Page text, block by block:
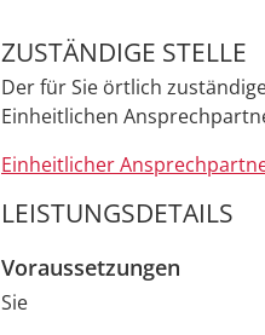
ZUSTÄNDIGE STELLE
Der für Sie örtlich
Einheitlichen
Einheitlicher
LEISTUNGSDETAILS
Voraussetzungen
Sie